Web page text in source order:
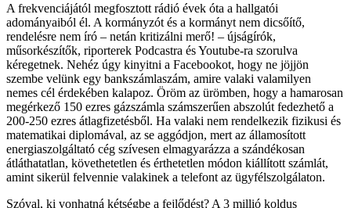
A frekvenciájától megfosztott rádió évek óta a hallgatói
adományaiból él. A kormányzót és a kormányt nem dicsőítő,
rendelésre nem író – netán kritizálni merő! – újságírók,
műsorkészítők, riporterek Podcastra és Youtube-ra szorulva
kéregetnek. Nehéz úgy kinyitni a Facebookot, hogy ne jöjjön
szembe velünk egy bankszámlaszám, amire valaki valamilyen
nemes cél érdekében kalapoz. Öröm az ürömben, hogy a hamarosan
megérkező 150 ezres gázszámla számszerűen abszolút fedezhető a
200-250 ezres átlagfizetésből. Ha valaki nem rendelkezik fizikusi és
matematikai diplomával, az se aggódjon, mert az államosított
energiaszolgáltató cég szívesen elmagyarázza a szándékosan
átláthatatlan, követhetetlen és érthetetlen módon kiállított számlát,
amint sikerül felvennie valakinek a telefont az ügyfélszolgálaton.
Szóval, ki vonhatná kétségbe a fejlődést? A 3 millió koldus